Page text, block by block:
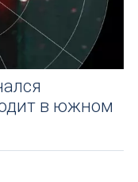
в южном